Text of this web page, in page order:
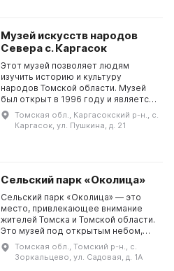
Музей искусств народов
Севера с. Каргасок
Этот музей позволяет людям
изучить историю и культуру
народов Томской области. Музей
был открыт в 1996 году и является
филиалом Томского областного
художественного музея. В нем
хранится 1165 единиц...
Томская обл., Каргасокский р-н., с.
Каргасок, ул. Пушкина, д. 21
Сельский парк «Околица»
Сельский парк «Околица» — это
место, привлекающее внимание
жителей Томска и Томской области.
Это музей под открытым небом,
который традиционно посещается
во время Международного
фестиваля-конкурса «Пр...
Томская обл., Томский р-н., с.
Зоркальцево, ул. Садовая, д. 1А